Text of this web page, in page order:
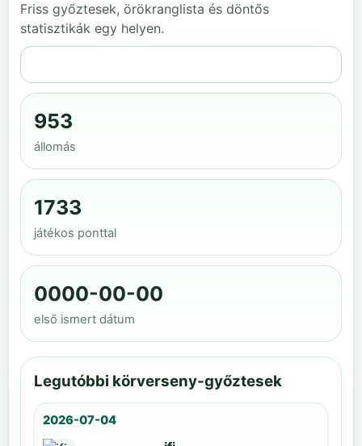
Friss győztesek, örökranglista és döntős
statisztikák egy helyen.
953
állomás
1733
játékos ponttal
0000-00-00
első ismert dátum
Legutóbbi körverseny-győztesek
2026-07-04